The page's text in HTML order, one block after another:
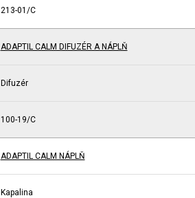
213-01/C
ADAPTIL CALM DIFUZÉR A NÁPLŇ
Difuzér
100-19/C
ADAPTIL CALM NÁPLŇ
Kapalina